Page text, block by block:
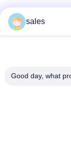
vitesse de
sales
Good day, what